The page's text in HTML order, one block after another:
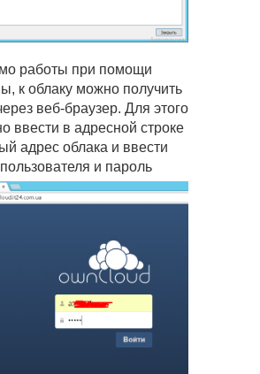
работы при помощи
к облаку можно получить
веб-браузер. Для этого
ввести в адресной строке
адрес облака и ввести
и пароль